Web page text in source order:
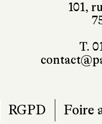
101,
T.
RGPD Foire